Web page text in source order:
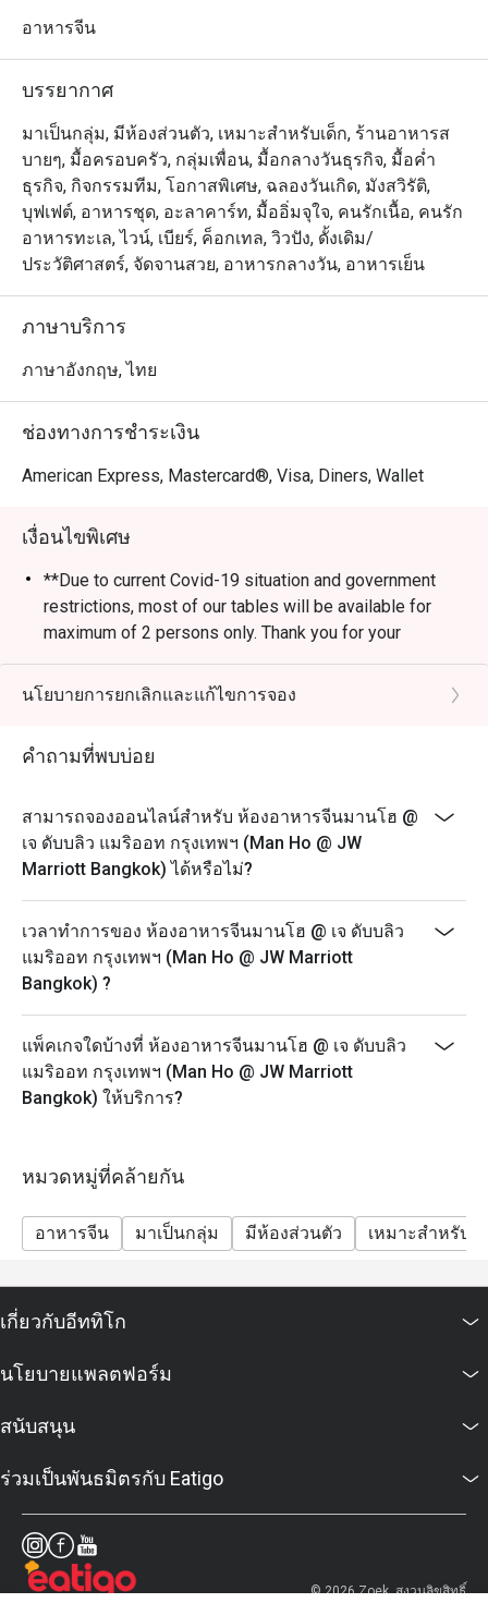
เพลินจิต บรรยากาศตกแต่งอย่างหรูหราคลาสสิกและอบอุ่น
・ร้านนี้มีชื่อเสียงอย่างมากในเรื่อง บุฟเฟต์ติ่มซำไม่อั้น ที่มี
เมนูทำมือให้เลือกกว่า 40 รายการ เมนูไฮไลท์ที่ห้ามพลาด
คือ เป็ดปักกิ่ง หนังกรอบ, ก๋วยเตี๋ยวหลอดกุ้งกรอบ และ โจ๊กซี
ฟู้ดมานโฮ อันเป็นเอกลักษณ์ ซึ่งรังสรรค์ด้วยวัตถุดิบคุณภาพ
สูงและมาตรฐานบริการระดับ 5 ดาว
วันติ่มซำสุดหรูหรือมื้อค่ำฉลองกับครอบครัวที่เน้นรสชาติต้น
ตำรับ ส่วนนักท่องเที่ยวจะได้สัมผัสประสบการณ์การรับ
ประทานอาหารจีนชั้นเลิศในทำเลใจกลางเมืองที่เดินทางง่าย
・การจองผ่านแอปหรือเว็บไซต์ Eatigo เป็นวิธีที่ชาญฉลาด
ที่สุดในการรับประทานอาหาร เพียงเลือกช่วงเวลาที่คุณ
อาหารจีน
บรรยากาศ
มาเป็นกลุ่ม, มีห้องส่วนตัว, เหมาะสำหรับเด็ก, ร้านอาหารส
บายๆ, มื้อครอบครัว, กลุ่มเพื่อน, มื้อกลางวันธุรกิจ, มื้อค่ำ
ธุรกิจ, กิจกรรมทีม, โอกาสพิเศษ, ฉลองวันเกิด, มังสวิรัติ,
บุฟเฟต์, อาหารชุด, อะลาคาร์ท, มื้ออิ่มจุใจ, คนรักเนื้อ, คนรัก
อาหารทะเล, ไวน์, เบียร์, ค็อกเทล, วิวปัง, ดั้งเดิม/
ประวัติศาสตร์, จัดจานสวย, อาหารกลางวัน, อาหารเย็น
ภาษาบริการ
ภาษาอังกฤษ, ไทย
ช่องทางการชำระเงิน
American Express, Mastercard®, Visa, Diners, Wallet
เงื่อนไขพิเศษ
**Due to current Covid-19 situation and government
restrictions, most of our tables will be available for
maximum of 2 persons only. Thank you for your
understanding
From 1st January 2025 onwards:
Friday)
Price: 1,088++ (1,281 net)
- All You Can Eat Dim Sum Buffet Lunch (Saturday -
Sunday)
Price: 1,288++ (1,516 net)
.........................................................................................
- 50% discounts are applied for A la cart menu.
- Excludes special set lunch menus.
- Cannot be used in conjunction with any other discount
or promotion.
- Maximum 2 people allowed per table. For those
- All prices after discount are exclusive of VAT and
Service charge.
- Discount cannot be used in conjunction with any other
and Club Marriott milestones.
tax and service charges.
Q: What kind of cuisine does Man Ho @ JW Marriott
Bangkok offer? A: Man Ho specializes in authentic
Cantonese and Chinese cuisine, offering a wide range
of traditional dim sum, premium roasted meats, and
contemporary Chinese dishes.
Q: What are the key menu highlights? A: Signature
นโยบายการยกเลิกและแก้ไขการจอง
คำถามที่พบบ่อย
สามารถจองออนไลน์สำหรับ ห้องอาหารจีนมานโฮ @
เจ ดับบลิว แมริออท กรุงเทพฯ (Man Ho @ JW
Marriott Bangkok) ได้หรือไม่?
เวลาทำการของ ห้องอาหารจีนมานโฮ @ เจ ดับบลิว
แมริออท กรุงเทพฯ (Man Ho @ JW Marriott
Bangkok) ?
แพ็คเกจใดบ้างที่ ห้องอาหารจีนมานโฮ @ เจ ดับบลิว
แมริออท กรุงเทพฯ (Man Ho @ JW Marriott
Bangkok) ให้บริการ?
หมวดหมู่ที่คล้ายกัน
อาหารจีน มาเป็นกลุ่ม มีห้องส่วนตัว เหมาะสำหรับเ
เกี่ยวกับอีททิโก
นโยบายแพลตฟอร์ม
สนับสนุน
ร่วมเป็นพันธมิตรกับ Eatigo
© 2026 Zoek. สงวนลิขสิทธิ์